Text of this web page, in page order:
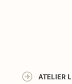
ATELIER